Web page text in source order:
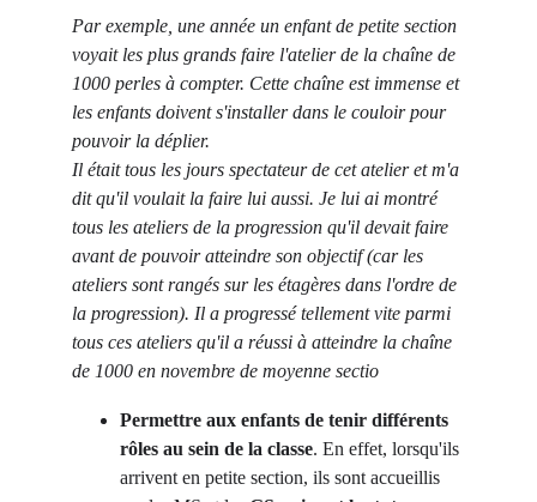
Par exemple, une année un enfant de petite section
voyait les plus grands faire l'atelier de la chaîne de
1000 perles à compter. Cette chaîne est immense et
les enfants doivent s'installer dans le couloir pour
pouvoir la déplier.
Il était tous les jours spectateur de cet atelier et m'a
dit qu'il voulait la faire lui aussi. Je lui ai montré
tous les ateliers de la progression qu'il devait faire
avant de pouvoir atteindre son objectif (car les
ateliers sont rangés sur les étagères dans l'ordre de
la progression). Il a progressé tellement vite parmi
tous ces ateliers qu'il a réussi à atteindre la chaîne
de 1000 en novembre de moyenne sectio
Permettre aux enfants de tenir différents
rôles au sein de la classe. En effet, lorsqu'ils
arrivent en petite section, ils sont accueillis